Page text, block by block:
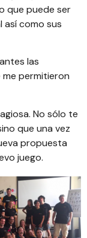
que puede ser
así como sus
las
permitieron
No sólo te
que una vez
propuesta
juego.